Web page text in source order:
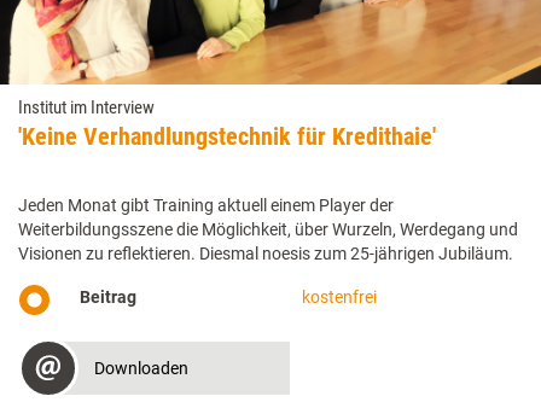
Institut im Interview
'Keine Verhandlungstechnik für Kredithaie'
Jeden Monat gibt Training aktuell einem Player der
Weiterbildungsszene die Möglichkeit, über Wurzeln, Werdegang und
Visionen zu ­reflektieren. Diesmal noesis zum 25-jährigen ­Jubiläum.
Beitrag kostenfrei
Downloaden